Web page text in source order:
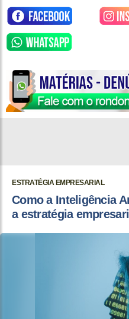
ESTRATÉGIA EMPRESARIAL
Como a Inteligência
a estratégia